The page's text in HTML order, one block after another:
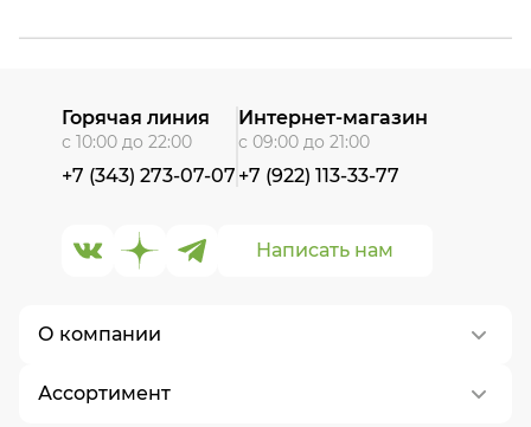
О компании
О нас
Ассортимент
Написать нам
Горячая линия
с 10:00 до 22:00
+7 (343) 273-07-07
Интернет-магазин
с 09:00 до 21:00
+7 (922) 113-33-77